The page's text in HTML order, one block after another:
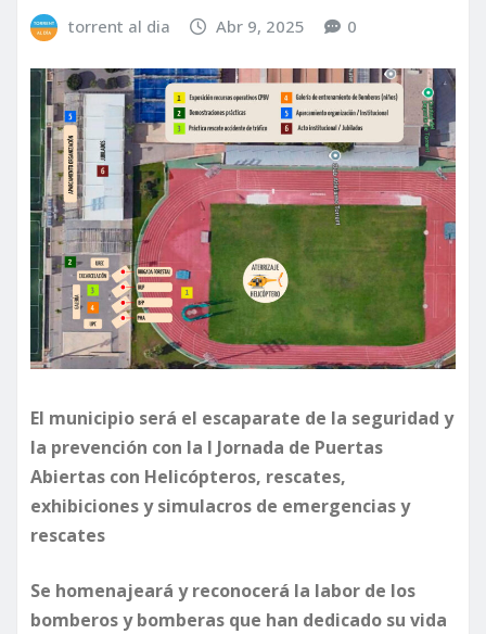
torrent al dia Abr 9, 2025 0
El municipio será el escaparate de la seguridad y
la prevención con la I Jornada de Puertas
Abiertas con Helicópteros, rescates,
exhibiciones y simulacros de emergencias y
rescates
Se homenajeará y reconocerá la labor de los
bomberos y bomberas que han dedicado su vida